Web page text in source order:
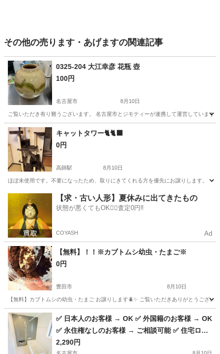
その他の売ります・あげますの関連記事
0325-204 大江幸彦 花瓶 壺
100円
名古屋市 8月10日
ご覧いただき有り難うございます。 名古屋市とジモティーが連携して運営していま
愛知 名古屋市 その他 リユース
キャットタワー🐈🐈‍⬛
0円
高師駅 8月10日
ほぼ未使用です。不要になったため、取りにきてくれる方を優先にお譲りします。
高師駅 その他
【求・古い人形】夏休みに出てきたもの
状態が悪くてもOK🙆‍♀️査定0円‼️
COYASH Ad
【無料】！！※カブトムシ幼虫・たまご※
0円
豊田市 8月10日
【無料】カブトムシの幼虫・たまご お譲りします🪲✨ ご覧いただきありがとうござ
愛知 豊田市 その他 カブトムシ
✅ 日本人のお客様 → OK ✅ 外国籍のお客様 → OK
✅ 永住権なしのお客様 → ご相談可能 ✅ 住宅ロー
ン → 金利0.9％～ ✅ 不動産購入・売却・買取 →
2,290円